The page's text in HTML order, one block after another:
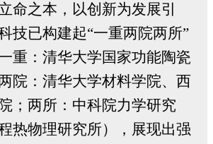
命之本，以创新为发展引
技已构建起“一重两院两所”
重：清华大学国家功能陶瓷
院：清华大学材料学院、西
；两所：中科院力学研究
热物理研究所），展现出强